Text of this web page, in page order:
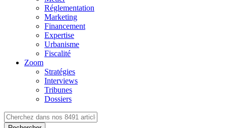
Réglementation
Marketing
Financement
Expertise
Urbanisme
Fiscalité
Zoom
Stratégies
Interviews
Tribunes
Dossiers